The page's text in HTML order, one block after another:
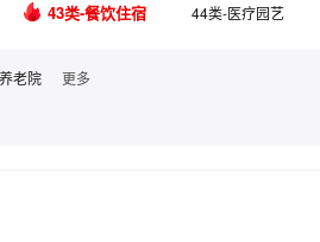
43类-餐饮住宿 44类-医疗园艺
养老院 更多